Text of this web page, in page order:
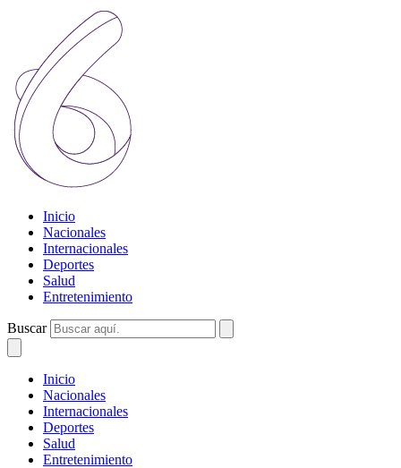
Inicio
Nacionales
Internacionales
Deportes
Salud
Entretenimiento
Buscar
Inicio
Nacionales
Internacionales
Deportes
Salud
Entretenimiento